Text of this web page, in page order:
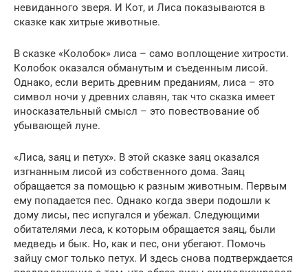
невиданного зверя. И Кот, и Лиса показываются в
сказке как хитрые животные.
В сказке «Колобок» лиса – само воплощение хитрости.
Колобок оказался обманутым и съеденным лисой.
Однако, если верить древним преданиям, лиса – это
символ ночи у древних славян, так что сказка имеет
иносказательный смысл – это повествование об
убывающей луне.
«Лиса, заяц и петух». В этой сказке заяц оказался
изгнанным лисой из собственного дома. Заяц
обращается за помощью к разным животным. Первым
ему попадается пес. Однако когда звери подошли к
дому лисы, пес испугался и убежал. Следующими
обитателями леса, к которым обращается заяц, были
медведь и бык. Но, как и пес, они убегают. Помочь
зайцу смог только петух. И здесь снова подтверждается